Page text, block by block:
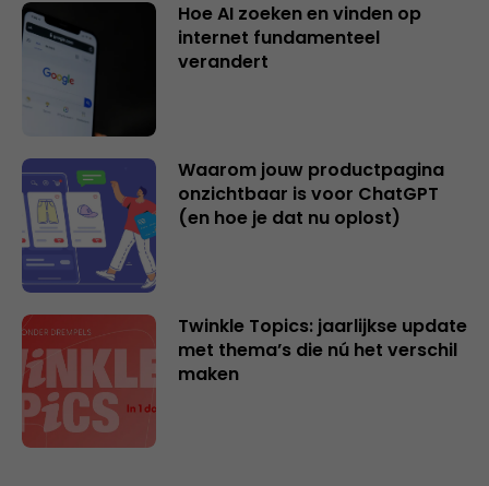
Hoe AI zoeken en vinden op
internet fundamenteel
verandert
Waarom jouw productpagina
onzichtbaar is voor ChatGPT
(en hoe je dat nu oplost)
Twinkle Topics: jaarlijkse update
met thema’s die nú het verschil
maken